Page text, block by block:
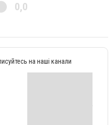
0,0
на наші канали